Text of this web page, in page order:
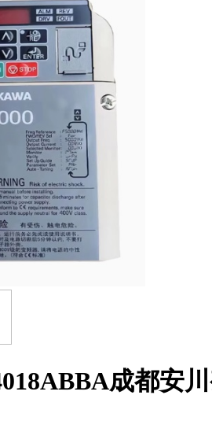
成都安